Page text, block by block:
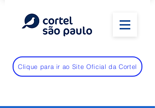
Clique para ir ao Site Oficial da Cortel